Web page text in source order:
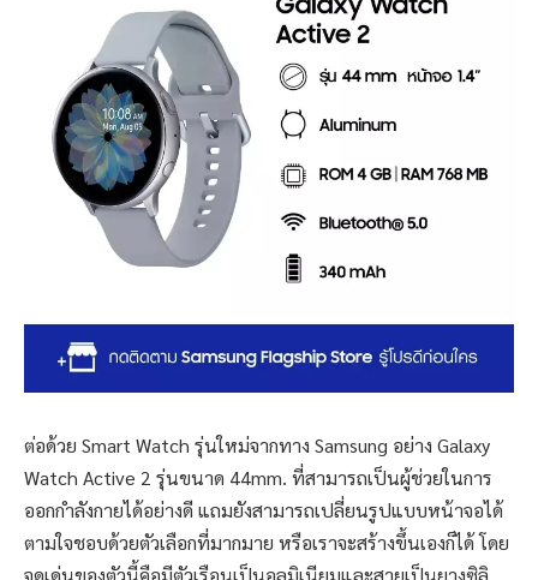
ต่อด้วย Smart Watch รุ่นใหม่จากทาง Samsung อย่าง Galaxy
Watch Active 2 รุ่นขนาด 44mm. ที่สามารถเป็นผู้ช่วยในการ
ออกกำลังกายได้อย่างดี แถมยังสามารถเปลี่ยนรูปแบบหน้าจอได้
ตามใจชอบด้วยตัวเลือกที่มากมาย หรือเราจะสร้างขึ้นเองก็ได้ โดย
จุดเด่นของตัวนี้คือมีตัวเรือนเป็นอลูมิเนียมและสายเป็นยางซิลิ